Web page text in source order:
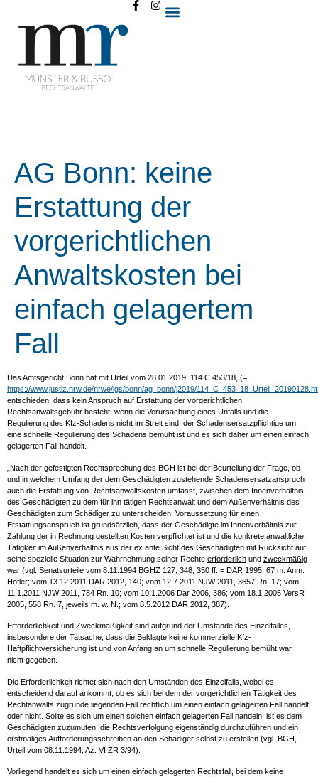
AG Bonn: keine
Erstattung der
vorgerichtlichen
Anwaltskosten bei
einfach gelagertem
Fall
Das Amtsgericht Bonn hat mit Urteil vom 28.01.2019, 114 C 453/18, (=
https://www.justiz.nrw.de/nrwe/lgs/bonn/ag_bonn/j2019/
entschieden, dass kein Anspruch auf Erstattung der vorgerichtlichen
Rechtsanwaltsgebühr besteht, wenn die Verursachung eines Unfalls und die
Regulierung des Kfz-Schadens nicht im Streit sind, der Schadensersatzpflichtige um
eine schnelle Regulierung des Schadens bemüht ist und es sich daher um einen einfach
gelagerten Fall handelt.
„Nach der gefestigten Rechtsprechung des BGH ist bei der Beurteilung der Frage, ob
und in welchem Umfang der dem Geschädigten zustehende Schadensersatzanspruch
auch die Erstattung von Rechtsanwaltskosten umfasst, zwischen dem Innenverhältnis
des Geschädigten zu dem für ihn tätigen Rechtsanwalt und dem Außenverhältnis des
Geschädigten zum Schädiger zu unterscheiden. Voraussetzung für einen
Erstattungsanspruch ist grundsätzlich, dass der Geschädigte im Innenverhältnis zur
Zahlung der in Rechnung gestellten Kosten verpflichtet ist und die konkrete anwaltliche
Tätigkeit im Außenverhältnis aus der ex ante Sicht des Geschädigten mit Rücksicht auf
seine spezielle Situation zur Wahrnehmung seiner Rechte erforderlich und zweckmäßig
war (vgl. Senatsurteile vom 8.11.1994 BGHZ 127, 348, 350 ff. = DAR 1995, 67 m. Anm.
Höfler; vom 13.12.2011 DAR 2012, 140; vom 12.7.2011 NJW 2011, 3657 Rn. 17; vom
11.1.2011 NJW 2011, 784 Rn. 10; vom 10.1.2006 Dar 2006, 386; vom 18.1.2005 VersR
2005, 558 Rn. 7, jeweils m. w. N.; vom 8.5.2012 DAR 2012, 387).
Erforderlichkeit und Zweckmäßigkeit sind aufgrund der Umstände des Einzelfalles,
insbesondere der Tatsache, dass die Beklagte keine kommerzielle Kfz-
Haftpflichtversicherung ist und von Anfang an um schnelle Regulierung bemüht war,
nicht gegeben.
Die Erforderlichkeit richtet sich nach den Umständen des Einzelfalls, wobei es
entscheidend darauf ankommt, ob es sich bei dem der vorgerichtlichen Tätigkeit des
Rechtanwalts zugrunde liegenden Fall rechtlich um einen einfach gelagerten Fall handelt
oder nicht. Sollte es sich um einen solchen einfach gelagerten Fall handeln, ist es dem
Geschädigten zuzumuten, die Rechtsverfolgung eigenständig durchzuführen und ein
erstmaliges Aufforderungsschreiben an den Schädiger selbst zu erstellen (vgl. BGH,
Urteil vom 08.11.1994, Az. VI ZR 3/94).
Vorliegend handelt es sich um einen einfach gelagerten Rechtsfall, bei dem keine